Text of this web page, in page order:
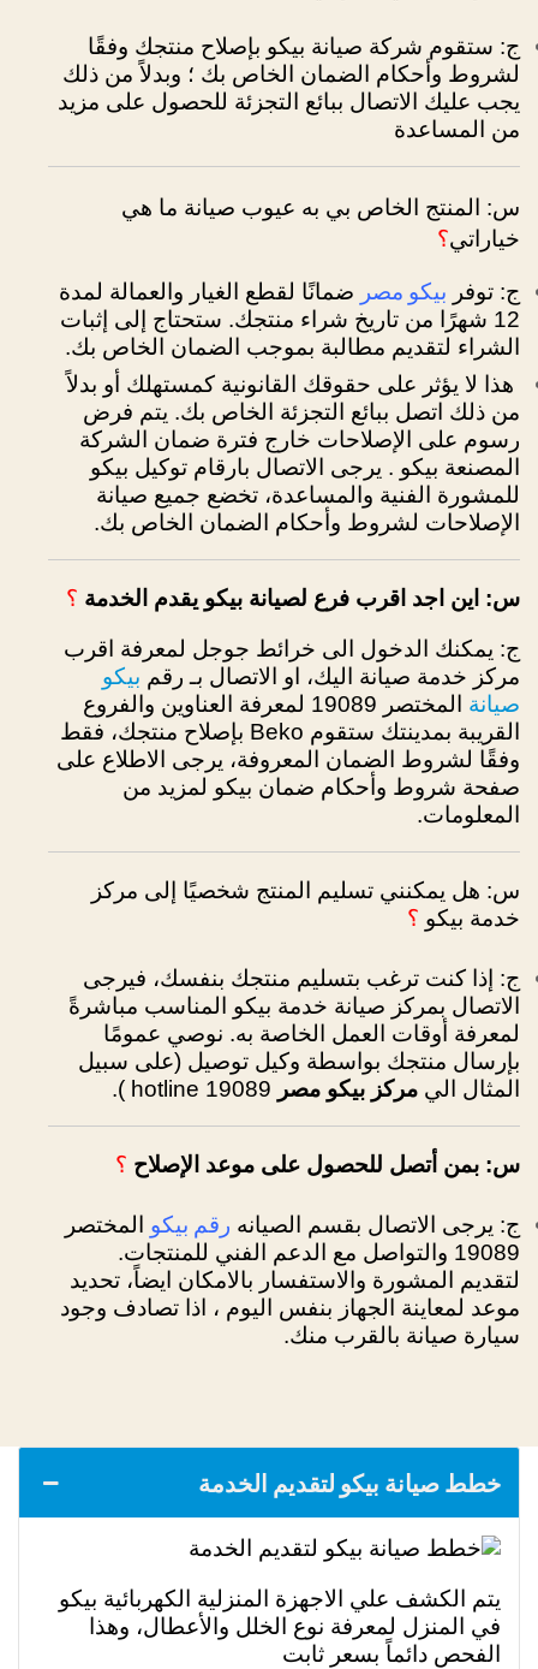
ج: ستقوم شركة صيانة بيكو بإصلاح منتجك وفقًا
لشروط وأحكام الضمان الخاص بك ؛ وبدلاً من ذلك
يجب عليك الاتصال ببائع التجزئة للحصول على مزيد
من المساعدة
س: المنتج الخاص بي به عيوب صيانة ما هي
خياراتي؟
ج: توفر بيكو مصر ضمانًا لقطع الغيار والعمالة لمدة
12 شهرًا من تاريخ شراء منتجك.
ستحتاج إلى إثبات
الشراء لتقديم مطالبة بموجب الضمان الخاص بك.
هذا لا يؤثر على حقوقك القانونية كمستهلك أو بدلاً
من ذلك اتصل ببائع التجزئة الخاص بك. يتم فرض
رسوم على الإصلاحات خارج فترة ضمان الشركة
المصنعة بيكو . يرجى الاتصال بارقام توكيل بيكو
للمشورة الفنية والمساعدة، تخضع جميع صيانة
الإصلاحات لشروط وأحكام الضمان الخاص بك.
س: اين اجد اقرب فرع لصيانة بيكو يقدم الخدمة ؟
ج: يمكنك الدخول الى خرائط جوجل لمعرفة اقرب
مركز خدمة صيانة اليك، او الاتصال بـ رقم بيكو
صيانة
المختصر 19089 لمعرفة العناوين والفروع
القريبة بمدينتك ستقوم Beko بإصلاح منتجك، فقط
وفقًا لشروط الضمان المعروفة، يرجى الاطلاع على
صفحة شروط وأحكام ضمان بيكو لمزيد من
المعلومات.
س: هل يمكنني تسليم المنتج شخصيًا إلى مركز
خدمة بيكو ؟
ج: إذا كنت ترغب بتسليم منتجك بنفسك، فيرجى
الاتصال بمركز صيانة خدمة بيكو المناسب مباشرةً
لمعرفة أوقات العمل الخاصة به. نوصي عمومًا
بإرسال منتجك بواسطة وكيل توصيل (على سبيل
المثال الي مركز بيكو مصر
س: بمن أتصل للحصول على موعد الإصلاح ؟
ج: يرجى الاتصال بقسم الصيانه رقم بيكو المختصر
19089 والتواصل مع الدعم الفني للمنتجات.
لتقديم المشورة والاستفسار بالامكان ايضاً، تحديد
موعد لمعاينة الجهاز بنفس اليوم ، اذا تصادف وجود
سيارة صيانة بالقرب منك.
خطط صيانة بيكو لتقديم الخدمة
يتم الكشف علي الاجهزة المنزلية الكهربائية بيكو
في المنزل لمعرفة نوع الخلل والأعطال، وهذا
الفحص دائماً بسعر ثابت